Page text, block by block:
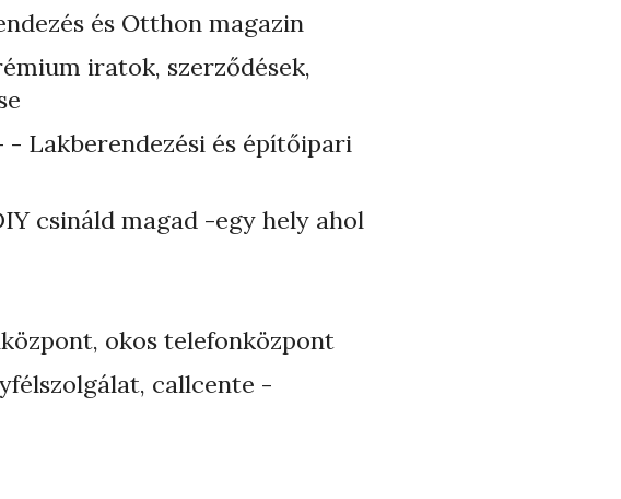
és Otthon magazin
iratok, szerződések,
Lakberendezési és építőipari
csináld magad -egy hely ahol
okos telefonközpont
callcente -